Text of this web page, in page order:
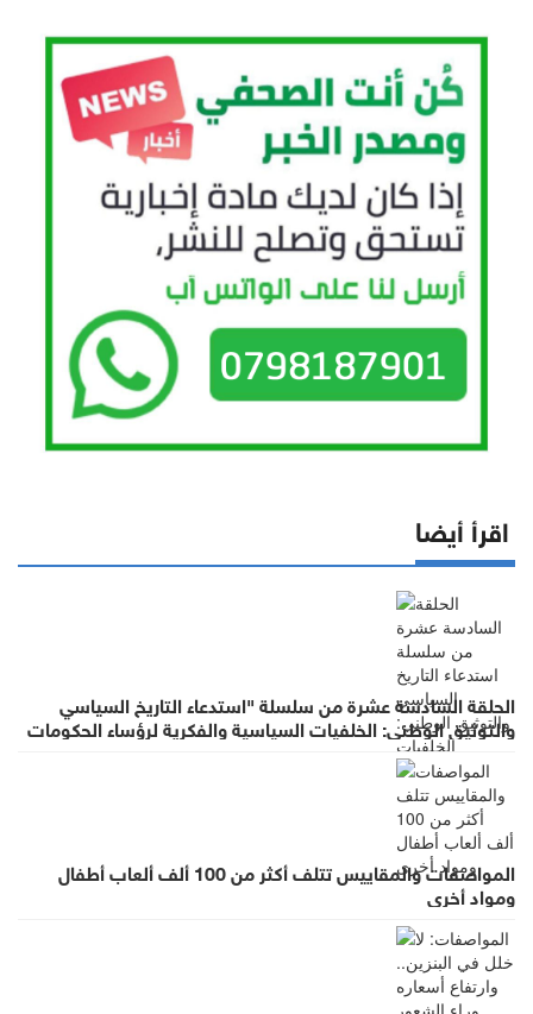
اقرأ أيضا
الحلقة السادسة عشرة من سلسلة "استدعاء التاريخ السياسي
والتوثيق الوطني: الخلفيات السياسية والفكرية لرؤساء الحكومات
في عهد الملك الحسين بن طلال (١٩٥٣- ١٩٩٩)"
المواصفات والمقاييس تتلف أكثر من 100 ألف ألعاب أطفال
ومواد أخرى